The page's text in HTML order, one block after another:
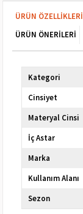
ÜRÜN ÖZELLIKLERI
ÜRÜN ÖNERILERI
Kategori
Cinsiyet
Materyal Cinsi
İç Astar
Marka
Kullanım Alanı
Sezon